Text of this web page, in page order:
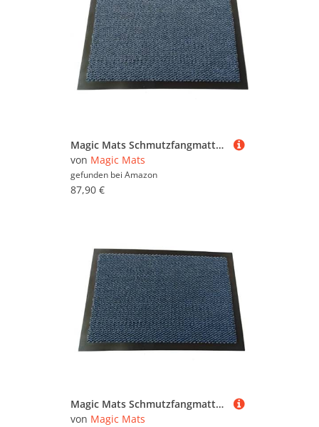
Magic Mats Schmutzfangmatte Türmatte Bern Farbe Blau ca. 120 x 300 cm
von Magic Mats
gefunden bei Amazon
87,90 €
Magic Mats Schmutzfangmatte Türmatte Bern Farbe Blau ca. 60 x 180 cm
von Magic Mats